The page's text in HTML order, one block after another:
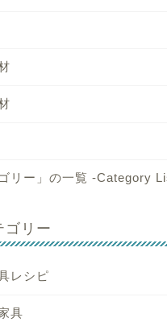
ゴリー」の一覧 -Category
ゴリー
レシピ
具